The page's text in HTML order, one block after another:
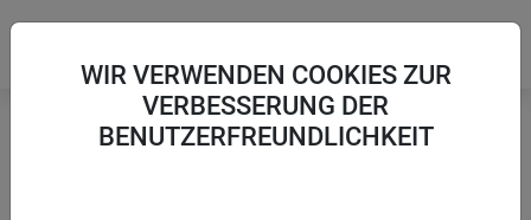
WIR VERWENDEN COOKIES ZUR
VERBESSERUNG DER
BENUTZERFREUNDLICHKEIT